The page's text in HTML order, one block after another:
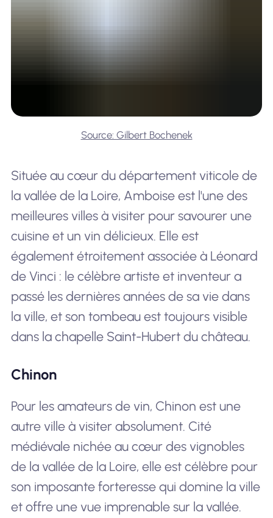
Source: Gilbert Bochenek
Située au cœur du département viticole de
la vallée de la Loire, Amboise est l'une des
meilleures villes à visiter pour savourer une
cuisine et un vin délicieux. Elle est
également étroitement associée à Léonard
de Vinci : le célèbre artiste et inventeur a
passé les dernières années de sa vie dans
la ville, et son tombeau est toujours visible
dans la chapelle Saint-Hubert du château.
Chinon
Pour les amateurs de vin, Chinon est une
autre ville à visiter absolument. Cité
médiévale nichée au cœur des vignobles
de la vallée de la Loire, elle est célèbre pour
son imposante forteresse qui domine la ville
et offre une vue imprenable sur la vallée.